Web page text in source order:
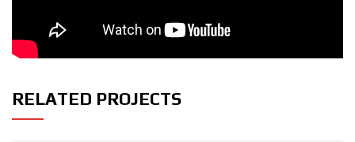
RELATED PROJECTS